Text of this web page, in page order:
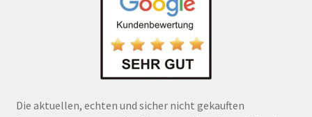
Die aktuellen, echten und sicher nicht gekauften